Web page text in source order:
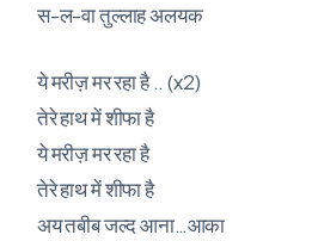
स-ल-वा तुल्लाह अलयक
ये मरीज़ मर रहा है .. (x2)
तेरे हाथ में शीफा है
ये मरीज़ मर रहा है
तेरे हाथ में शीफा है
अय तबीब जल्द आना…आका